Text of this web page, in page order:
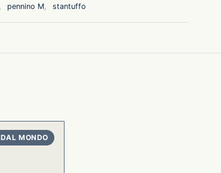
pennino M stantuffo